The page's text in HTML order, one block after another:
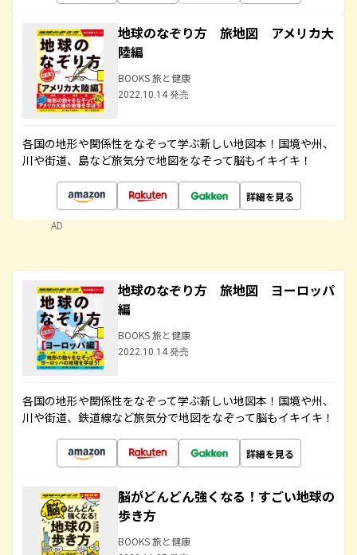
地球のなぞり方 旅地図 アメリカ大
陸編
BOOKS 旅と健康
2022.10.14 発売
各国の地形や関係性をなぞって学ぶ新しい地図本！国境や州、
川や街道、島など旅気分で地図をなぞって脳もイキイキ！
詳細を見る
AD
地球のなぞり方 旅地図 ヨーロッパ
編
BOOKS 旅と健康
2022.10.14 発売
各国の地形や関係性をなぞって学ぶ新しい地図本！国境や州、
川や街道、鉄道線など旅気分で地図をなぞって脳もイキイキ！
詳細を見る
脳がどんどん強くなる！すごい地球の
歩き方
BOOKS 旅と健康